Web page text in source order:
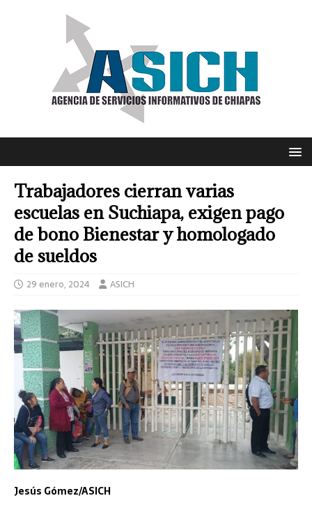
Trabajadores cierran varias
escuelas en Suchiapa, exigen pago
de bono Bienestar y homologado
de sueldos
29 enero, 2024 ASICH
Jesús Gómez/ASICH